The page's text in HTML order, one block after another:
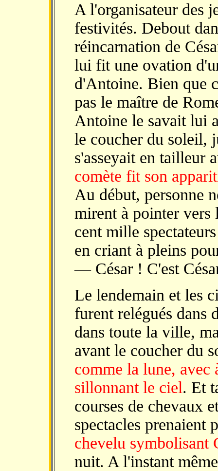
A l'organisateur des
festivités. Debout
réincarnation de
lui fit une ovation
d'Antoine. Bien que
pas le maître de
Antoine le savait lui
le coucher du soleil,
s'asseyait en tailleur
comète fit son
Au début, personne
mirent à pointer
cent mille
en criant à pleins
— César ! C'est
Le lendemain et les
furent relégués dans
dans toute la ville,
avant le coucher du
comme la lune, avec
sillonnant le ciel. Et
courses de chevaux
spectacles
chevelu symbolisant
nuit. A l'instant